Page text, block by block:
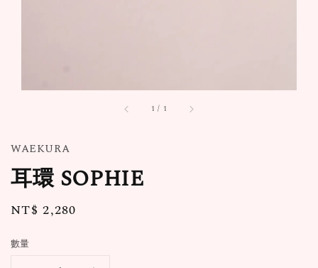
1 / 1
WAEKURA
耳環 SOPHIE
Regular
NT$ 2,280
數量